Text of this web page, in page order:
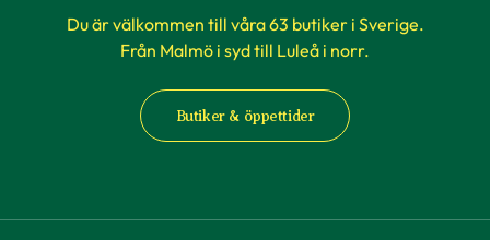
Du är välkommen till våra 63 butiker i Sverige.
Från Malmö i syd till Luleå i norr.
Butiker & öppettider